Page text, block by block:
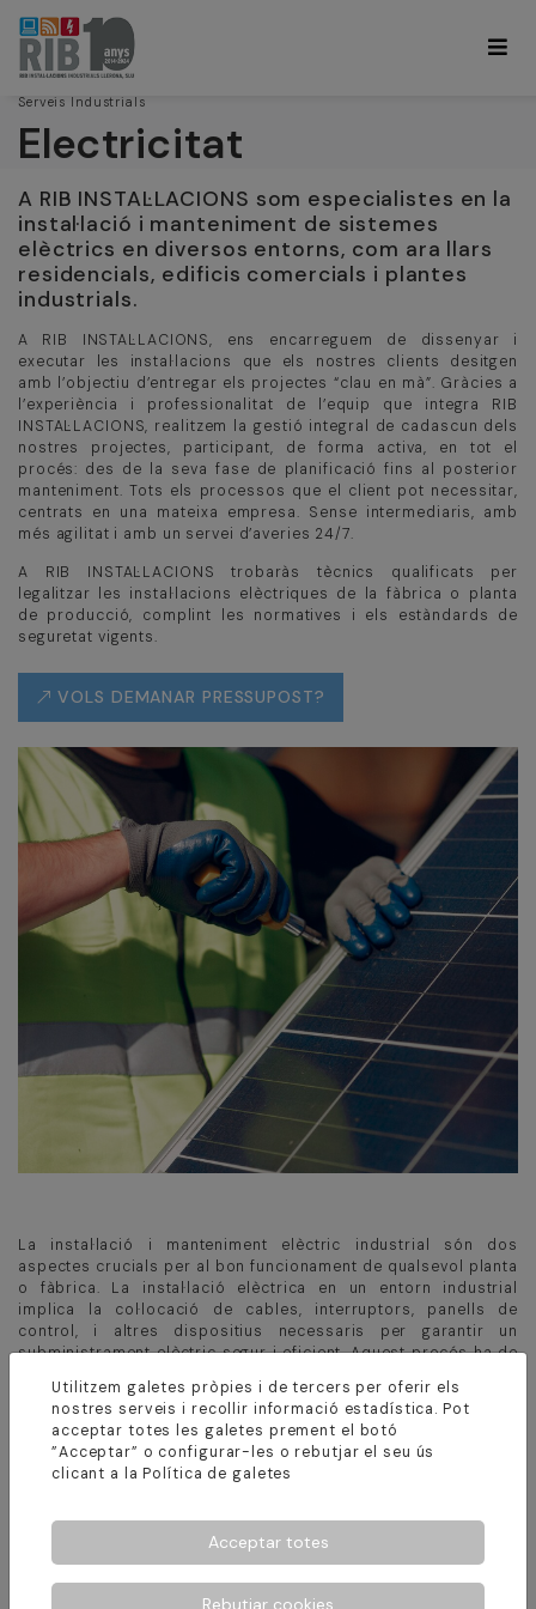
Serveis Industrials
Electricitat
A RIB INSTAL·LACIONS som especialistes en la
instal·lació i manteniment de sistemes
elèctrics en diversos entorns, com ara llars
residencials, edificis comercials i plantes
industrials.
A RIB INSTAL·LACIONS, ens encarreguem de dissenyar i
executar les instal·lacions que els nostres clients desitgen
amb l’objectiu d’entregar els projectes “clau en mà”. Gràcies a
l’experiència i professionalitat de l’equip que integra RIB
INSTAL·LACIONS, realitzem la gestió integral de cadascun dels
nostres projectes, participant, de forma activa, en tot el
procés: des de la seva fase de planificació fins al posterior
manteniment. Tots els processos que el client pot necessitar,
centrats en una mateixa empresa. Sense intermediaris, amb
més agilitat i amb un servei d’averies 24/7.
A RIB INSTAL·LACIONS trobaràs tècnics qualificats per
legalitzar les instal·lacions elèctriques de la fàbrica o planta
de producció, complint les normatives i els estàndards de
seguretat vigents.
VOLS DEMANAR PRESSUPOST?
La instal·lació i manteniment elèctric industrial són dos
aspectes crucials per al bon funcionament de qualsevol planta
o fàbrica. La instal·lació elèctrica en un entorn industrial
implica la col·locació de cables, interruptors, panells de
control, i altres dispositius necessaris per garantir un
subministrament elèctric segur i eficient. Aquest procés ha de
d'accidents i assegurar la durabilitat del sistema. A RIB
INSTAL·LACIONS planifiquem i executem la instal·lació,
assegurant que tots els components funcionin de manera
òptima i sense interferències.
essencial per evitar parades no planificades i perllongar la
vida útil de l'equip. Aquest manteniment pot ser preventiu o
correctiu. El manteniment preventiu inclou activitats regulars
com la inspecció de connexions, la neteja de components, la
Utilitzem galetes pròpies i de tercers per oferir els
nostres serveis i recollir informació estadística. Pot
acceptar totes les galetes prement el botó
”Acceptar” o configurar-les o rebutjar el seu ús
clicant a la Política de galetes
Acceptar totes
Rebutjar cookies